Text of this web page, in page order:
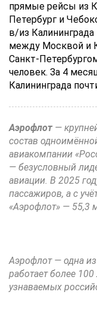
прямые рейсы из
Петербург и
в/из
между Москвой и
Санкт-
человек. За 4
Калининграда
Аэрофлот—
состав
авиакомпании
— безусловный
авиации. В 2025
пассажиров, а с
«Аэрофлот» — 55,3
Аэрофлот — одна
работает более
узнаваемых